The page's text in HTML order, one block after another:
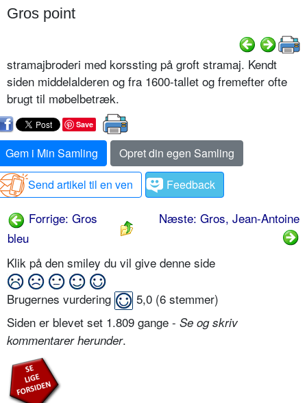
Gros point
stramajbroderi med korssting på groft stramaj. Kendt
siden middelalderen og fra 1600-tallet og fremefter ofte
brugt til møbelbetræk.
Save
Gem i Min Samling
Opret din egen Samling
Send artikel til en ven
Feedback
Forrige: Gros
bleu
Næste: Gros, Jean-Antoine
Klik på den smiley du vil give denne side
Brugernes vurdering 5,0 (6 stemmer)
Siden er blevet set 1.809 gange - Se og skriv
kommentarer herunder.